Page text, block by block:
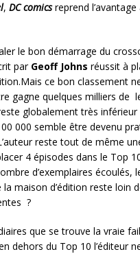
, DC comicsreprend
le bon démarrage du
par Geoff Johns réussit à
ce bon classement
gagne quelques milliers de
globalement très inférieur
000 semble être devenu
reste tout de même
4 épisodes dans le Top
d’exemplaires écoulés,
maison d’édition reste loin
?
que se trouve la vraie
dehors du Top 10 l’éditeur